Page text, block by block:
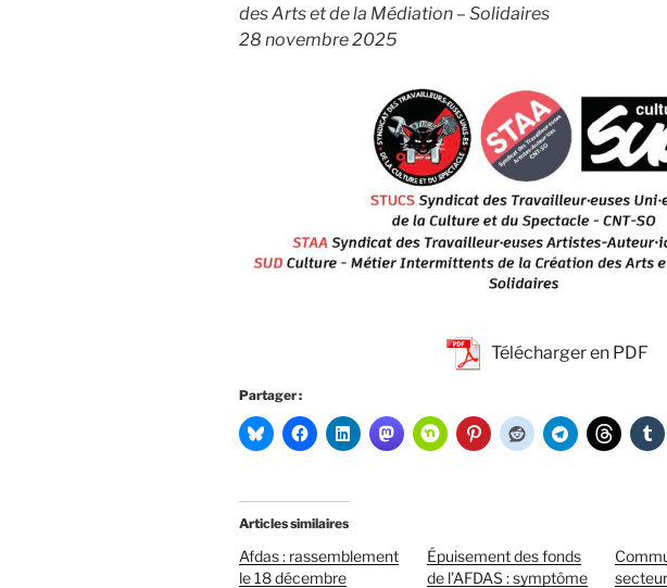
des Arts et de la Médiation – Solidaires
28 novembre 2025
Télécharger en PDF
Partager :
Articles similaires
Afdas : rassemblement
le 18 décembre
Épuisement des fonds
de l’AFDAS : symptôme